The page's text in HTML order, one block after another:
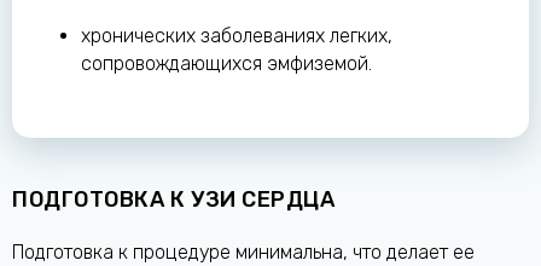
хронических заболеваниях легких,
сопровождающихся эмфиземой.
ПОДГОТОВКА К УЗИ СЕРДЦА
Подготовка к процедуре минимальна, что делает ее